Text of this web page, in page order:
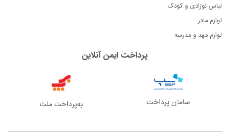
لباس نوزادی و کودک
لوازم مادر
لوازم مهد و مدرسه
پرداخت ایمن آنلاین
سامان پرداخت به‌پرداخت ملت